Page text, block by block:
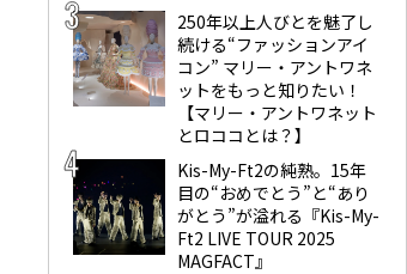
250年以上人びとを魅了し
続ける“ファッションアイ
コン” マリー・アントワネ
ットをもっと知りたい！
【マリー・アントワネット
とロココとは？】
Kis-My-Ft2の純熟。15年
目の“おめでとう”と“あり
がとう”が溢れる『Kis-My-
Ft2 LIVE TOUR 2025
MAGFACT』